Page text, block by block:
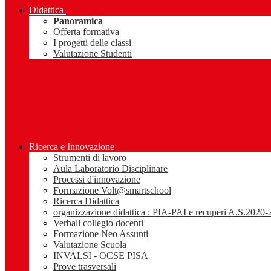
Didattica
Panoramica
Offerta formativa
I progetti delle classi
Valutazione Studenti
Ricerca e Innovazione
Strumenti di lavoro
Aula Laboratorio Disciplinare
Processi d'innovazione
Formazione Volt@smartschool
Ricerca Didattica
organizzazione didattica : PIA-PAI e recuperi A.S.2020-
Verbali collegio docenti
Formazione Neo Assunti
Valutazione Scuola
INVALSI - OCSE PISA
Prove trasversali